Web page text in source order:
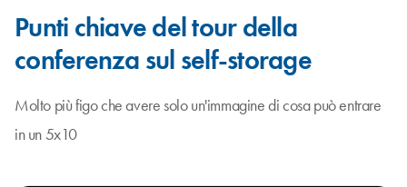
Punti chiave del tour della
conferenza sul self-storage
Molto più figo che avere solo un'immagine di cosa può entrare
in un 5x10